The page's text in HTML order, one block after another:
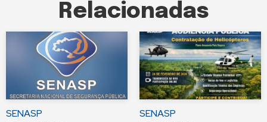
Relacionadas
SENASP SENASP